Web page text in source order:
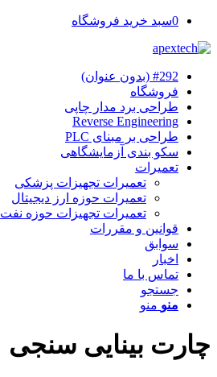
0سبد خرید فروشگاه
#292 (بدون عنوان)
فروشگاه
طراحی برد مدار چاپی
Reverse Engineering
طراحی بر مبنای PLC
سکو بندی آزمایشگاهی
تعمیرات
تعمیرات تجهیزات پزشکی
تعمیرات حوزه ارز دیجیتال
تعمیرات تجهیزات حوزه نفت
قوانین و مقررات
سوابق
اخبار
تماس با ما
جستجو
منو منو
چارت بینایی سنجی